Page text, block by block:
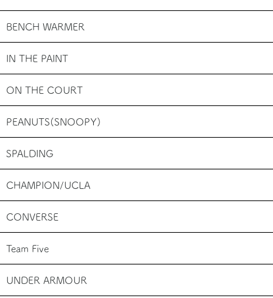
BENCH WARMER
IN THE PAINT
ON THE COURT
PEANUTS(SNOOPY)
SPALDING
CHAMPION/UCLA
CONVERSE
Team Five
UNDER ARMOUR